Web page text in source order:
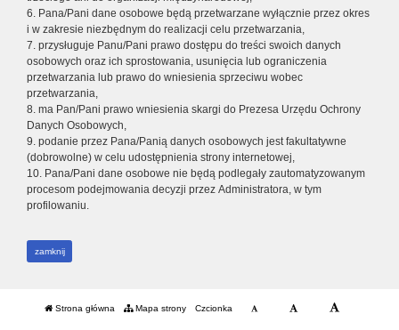
6. Pana/Pani dane osobowe będą przetwarzane wyłącznie przez okres
i w zakresie niezbędnym do realizacji celu przetwarzania,
7. przysługuje Panu/Pani prawo dostępu do treści swoich danych
osobowych oraz ich sprostowania, usunięcia lub ograniczenia
przetwarzania lub prawo do wniesienia sprzeciwu wobec
przetwarzania,
8. ma Pan/Pani prawo wniesienia skargi do Prezesa Urzędu Ochrony
Danych Osobowych,
9. podanie przez Pana/Panią danych osobowych jest fakultatywne
(dobrowolne) w celu udostępnienia strony internetowej,
10. Pana/Pani dane osobowe nie będą podlegały zautomatyzowanym
procesom podejmowania decyzji przez Administratora, w tym
profilowaniu.
zamknij
Strona główna Mapa strony Czcionka